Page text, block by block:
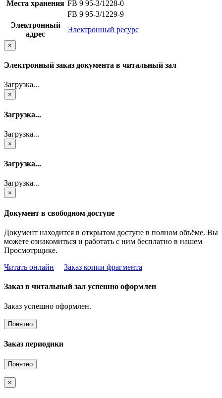
Места хранения FB 9 95-3/1228-0
FB 9 95-3/1229-9
Электронный
адрес
Электронный ресурс
×
Электронный заказ документа в читальный зал
Загрузка...
×
Загрузка...
Загрузка...
×
Загрузка...
Загрузка...
×
Документ в свободном доступе
Документ находится в открытом доступе в полном объёме. Вы
можете ознакомиться и работать с ним бесплатно в нашем
Просмотрщике.
Читать онлайн
Заказ копии фрагмента
Заказ в читальный зал успешно оформлен
Заказ успешно оформлен.
Понятно
Заказ периодики
Понятно
×